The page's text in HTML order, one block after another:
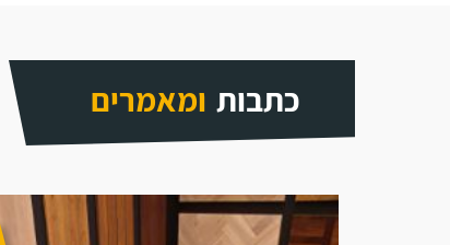
כתבות ומאמרים